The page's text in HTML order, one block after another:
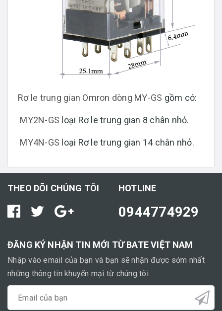
Rơ le trung gian Omron dòng MY-GS gồm có:
MY2N-GS loại Rơ le trung gian 8 chân nhỏ.
MY4N-GS loại Rơ le trung gian 14 chân nhỏ.
THEO DÕI CHÚNG TÔI HOTLINE
0944774929
ĐĂNG KÝ NHẬN TIN MỚI TỪ BATE VIỆT NAM
Nhập vào email của bạn và bạn sẽ nhận được sớm nhất
những thông tin khuyến mại từ chúng tôi